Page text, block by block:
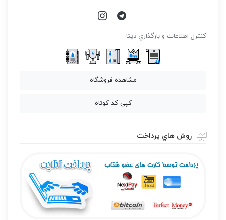
كنترل اطلاعات و بارگذاري ديتا
مشاهده فروشگاه
کپی کد کوتاه
روش هاي پرداخت